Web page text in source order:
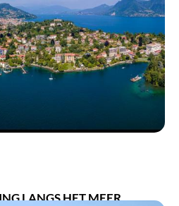
LANGS HET MEER